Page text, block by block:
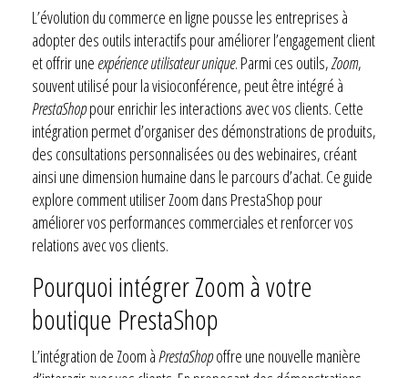
L’évolution du commerce en ligne pousse les entreprises à
adopter des outils interactifs pour améliorer l’engagement client
et offrir une expérience utilisateur unique. Parmi ces outils,Zoom,
souvent utilisé pour la visioconférence, peut être intégré à
PrestaShoppour enrichir les interactions avec vos clients. Cette
intégration permet d’organiser des démonstrations de produits,
des consultations personnalisées ou des webinaires, créant
ainsi une dimension humaine dans le parcours d’achat. Ce guide
explore comment utiliser Zoom dans PrestaShop pour
améliorer vos performances commerciales et renforcer vos
relations avec vos clients.
Pourquoi intégrer Zoom à votre
boutique PrestaShop
L’intégration de Zoom àPrestaShopoffre une nouvelle manière